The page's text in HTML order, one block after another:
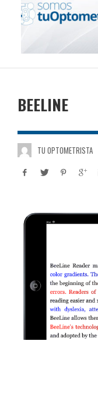
BEELINE
TU OPTOMETRISTA